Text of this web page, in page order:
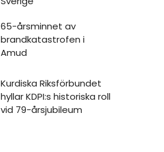
65-årsminnet av
brandkatastrofen i
Amud
Kurdiska Riksförbundet
hyllar KDPI:s historiska roll
vid 79-årsjubileum